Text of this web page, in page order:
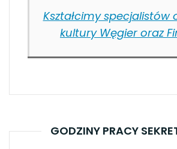
Kształcimy specjalistów
kultury Węgier oraz
GODZINY PRACY